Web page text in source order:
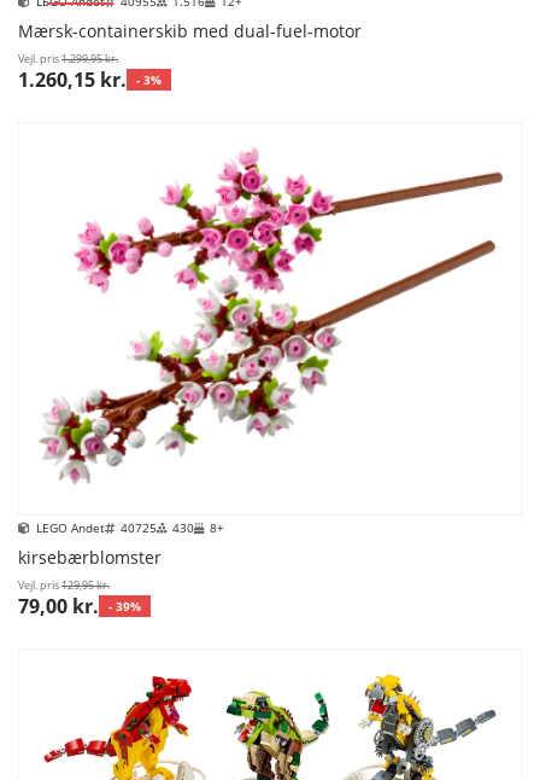
Mærsk-containerskib med dual-fuel-motor
Vejl. pris1.299,95 kr.
1.260,15 kr. - 3%
LEGO Andet 40725 430 8+
kirsebærblomster
Vejl. pris129,95 kr.
79,00 kr. - 39%